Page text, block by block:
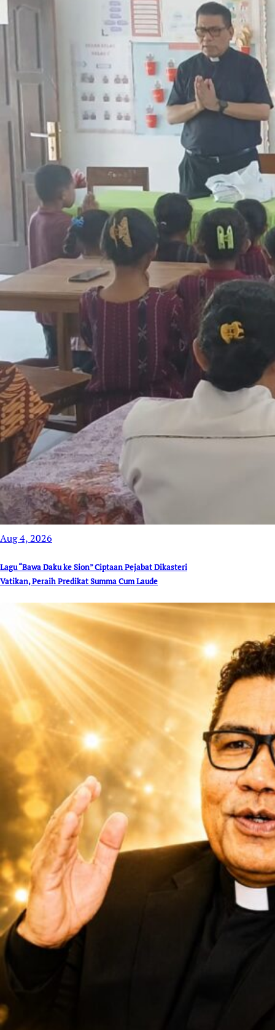
Aug 4, 2026
Lagu “Bawa Daku ke Sion” Ciptaan Pejabat Dikasteri
Vatikan, Peraih Predikat Summa Cum Laude